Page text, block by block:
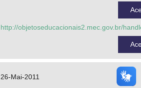
http://objetoseducacionais2.mec.gov.br/
26-Mai-2011